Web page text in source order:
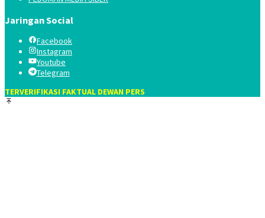
Jaringan Social
Facebook
Instagram
Youtube
Telegram
TERVERIFIKASI FAKTUAL DEWAN PERS